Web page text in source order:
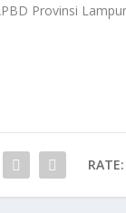
Provinsi
RATE: